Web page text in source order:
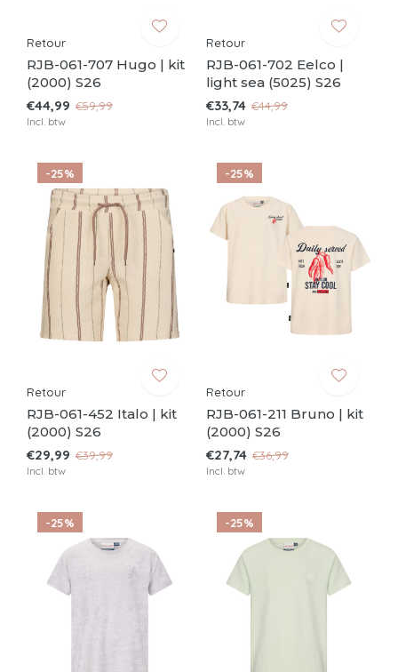
Retour
RJB-061-707 Hugo | kit
(2000) S26
€44,99 €59,99
Incl. btw
Retour
RJB-061-702 Eelco |
light sea (5025) S26
€33,74 €44,99
Incl. btw
-25%
Retour
RJB-061-452 Italo | kit
(2000) S26
€29,99 €39,99
Incl. btw
-25%
Retour
RJB-061-211 Bruno | kit
(2000) S26
€27,74 €36,99
Incl. btw
-25% -25%